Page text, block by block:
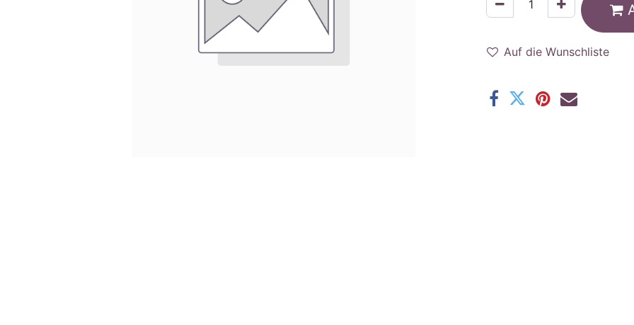
Auf die Wunschliste